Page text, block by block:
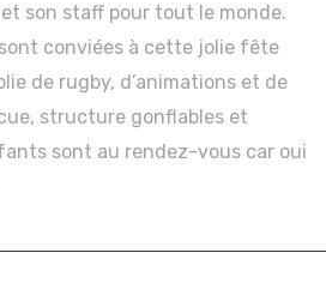
son staff pour tout le monde.
conviées à cette jolie fête
de rugby, d’animations et de
structure gonflables et
sont au rendez-vous car oui